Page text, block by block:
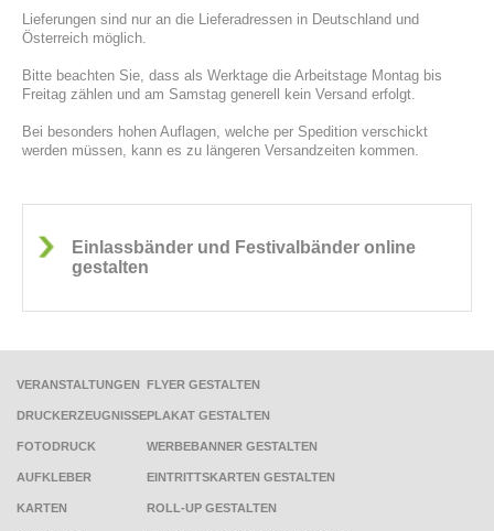
Lieferungen sind nur an die Lieferadressen in Deutschland und
Österreich möglich.
Bitte beachten Sie, dass als Werktage die Arbeitstage Montag bis
Freitag zählen und am Samstag generell kein Versand erfolgt.
Bei besonders hohen Auflagen, welche per Spedition verschickt
werden müssen, kann es zu längeren Versandzeiten kommen.
Einlassbänder und Festivalbänder online
gestalten
VERANSTALTUNGEN
DRUCKERZEUGNISSE
FOTODRUCK
AUFKLEBER
KARTEN
FLYER GESTALTEN
PLAKAT GESTALTEN
WERBEBANNER GESTALTEN
EINTRITTSKARTEN GESTALTEN
ROLL-UP GESTALTEN